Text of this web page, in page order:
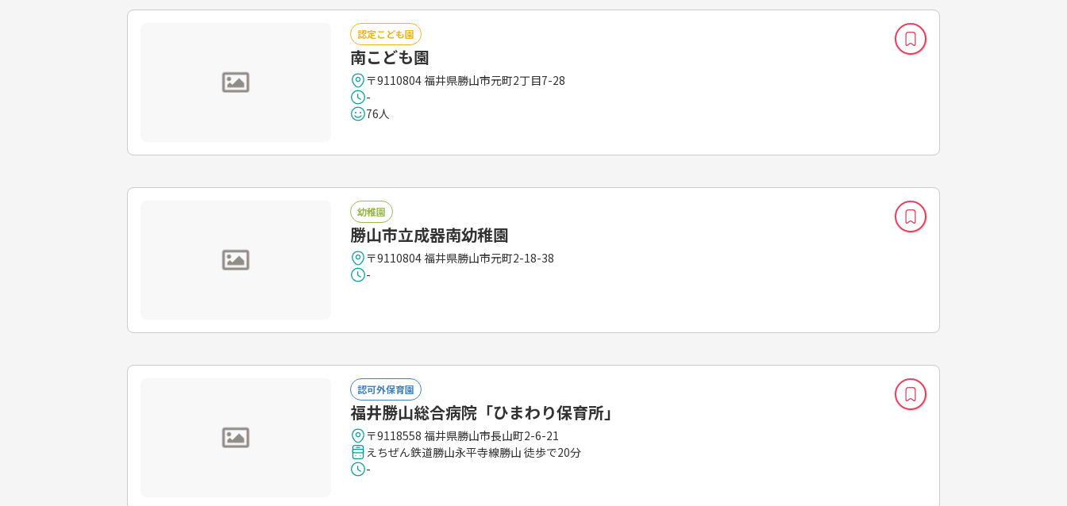
認定こども園
南こども園
〒9110804 福井県勝山市元町2丁目7-28
-
76人
幼稚園
勝山市立成器南幼稚園
〒9110804 福井県勝山市元町2-18-38
-
認可外保育園
福井勝山総合病院「ひまわり保育所」
〒9118558 福井県勝山市長山町2-6-21
えちぜん鉄道勝山永平寺線勝山 徒歩で20分
-